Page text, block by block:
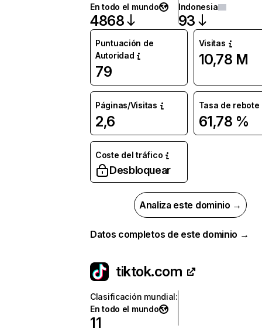
En todo el mundo
4868
Indonesia
93
Puntuación de
Autoridad
79
Visitas
10,78 M
Páginas/Visitas
2,6
Tasa de rebote
61,78 %
Coste del tráfico
Desbloquear
Analiza este dominio →
Datos completos de este dominio →
tiktok.com
Clasificación mundial:
En todo el mundo
11